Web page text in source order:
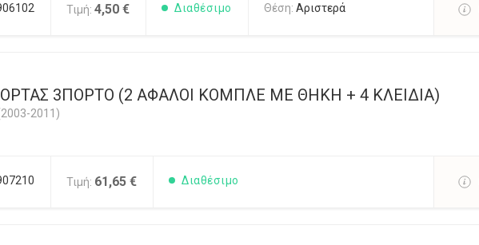
Τιμή: 4,50 € Διαθέσιμο Θέση: Αριστερά
3ΠΟΡΤΟ (2 ΑΦΑΛΟΙ ΚΟΜΠΛΕ ΜΕ ΘΗΚΗ + 4 ΚΛΕΙΔΙΑ)
2011)
Τιμή: 61,65 € Διαθέσιμο